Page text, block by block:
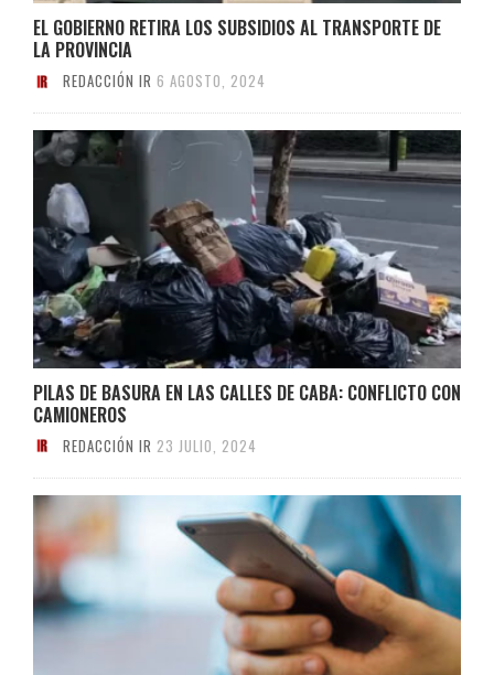
EL GOBIERNO RETIRA LOS SUBSIDIOS AL TRANSPORTE DE
LA PROVINCIA
REDACCIÓN IR 6 AGOSTO, 2024
PILAS DE BASURA EN LAS CALLES DE CABA: CONFLICTO CON
CAMIONEROS
REDACCIÓN IR 23 JULIO, 2024